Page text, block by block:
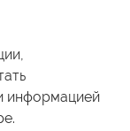
информацией